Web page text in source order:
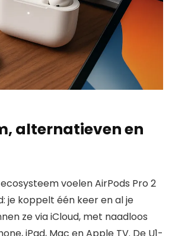
alternatieven en
voelen AirPods Pro 2
je koppelt één keer en al je
ze via iCloud, met naadloos
iPad, Mac en Apple TV. De U1-